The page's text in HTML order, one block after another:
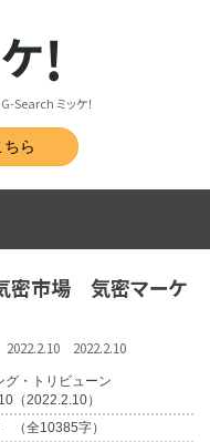
Search ミッケ！
ら
密市場 気密マーケ
2022.2.10 2022.2.10
グ・トリビューン
（2022.2.10）
（全10385字）